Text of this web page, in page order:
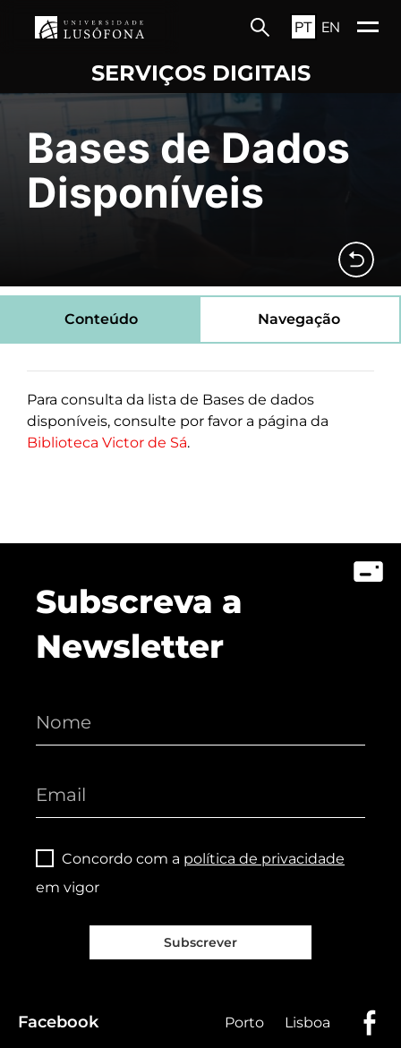
PT EN
SERVIÇOS DIGITAIS
Bases de Dados
Disponíveis
Conteúdo Navegação
Para consulta da lista de Bases de dados
disponíveis, consulte por favor a página da
Biblioteca Victor de Sá.
Subscreva a
Newsletter
Concordo com a política de privacidade
em vigor
Subscrever
Facebook Porto Lisboa